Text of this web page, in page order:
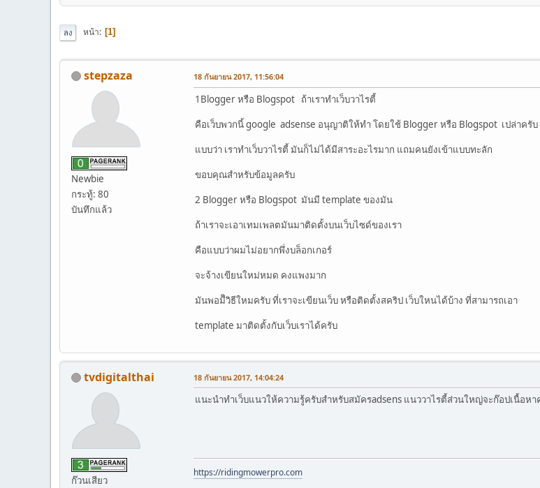
ลง หน้า 1
stepzaza
Newbie
กระทู้: 80
บันทึกแล้ว
18 กันยายน 2017, 11:56:04
1Blogger หรือ Blogspot ถ้าเราทำเว็บวาไรตี้
คือเว็บพวกนี้ google adsense อนุญาติให้ทำ โดยใช้ Blogger หรือ Blogspot เปล่าครับ
แบบว่า เราทำเว็บวาไรตี้ มันก็ไม่ได้มีสาระอะไรมาก แถมคนยังเข้าแบบทะลัก
ขอบคุณสำหรับข้อมูลครับ
2 Blogger หรือ Blogspot มันมี template ของมัน
ถ้าเราจะเอาเทมเพลตมันมาติดตั้งบนเว็บไซด์ของเรา
คือแบบว่าผมไม่อยากพึ่งบล็อกเกอร์
จะจ้างเขียนใหม่หมด คงแพงมาก
มันพอมีิวิธีใหมครับ ที่เราจะเขียนเว็บ หรือติดตั้งสคริป เว็บใหนได้บ้าง ที่สามารถเอา
template มาติดตั้งกับเว็บเราได้ครับ
tvdigitalthai
ก๊วนเสียว
18 กันยายน 2017, 14:04:24
แนะนำทำเว็บแนวให้ความรู้ครับสำหรับสมัครadsens แนววาไรตี้ส่วนใหญ่จะก๊อปเนื้อ
https://ridingmowerpro.com